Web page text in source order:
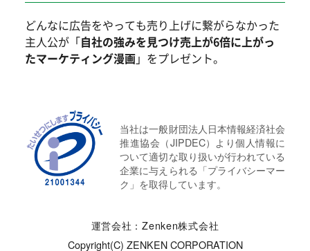
どんなに広告をやっても売り上げに繋がらなかった
主人公が「自社の強みを見つけ売上が6倍に上がっ
たマーケティング漫画」をプレゼント。
当社は一般財団法人日本情報経済社会
推進協会（JIPDEC）より個人情報に
ついて適切な取り扱いが行われている
企業に与えられる「プライバシーマー
ク」を取得しています。
運営会社：Zenken株式会社
Copyright(C) ZENKEN CORPORATION